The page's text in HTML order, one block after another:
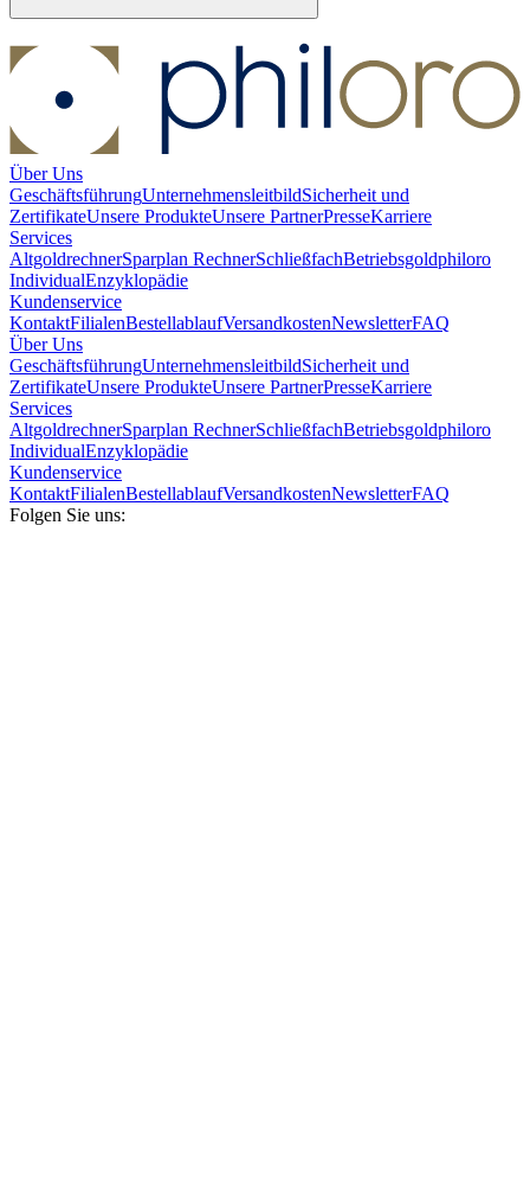
Über Uns
GeschäftsführungUnternehmensleitbildSicherheit und
ZertifikateUnsere ProdukteUnsere PartnerPresseKarriere
Services
AltgoldrechnerSparplan RechnerSchließfachBetriebsgoldphiloro
IndividualEnzyklopädie
Kundenservice
KontaktFilialenBestellablaufVersandkostenNewsletterFAQ
Über Uns
GeschäftsführungUnternehmensleitbildSicherheit und
ZertifikateUnsere ProdukteUnsere PartnerPresseKarriere
Services
AltgoldrechnerSparplan RechnerSchließfachBetriebsgoldphiloro
IndividualEnzyklopädie
Kundenservice
KontaktFilialenBestellablaufVersandkostenNewsletterFAQ
Folgen Sie uns: